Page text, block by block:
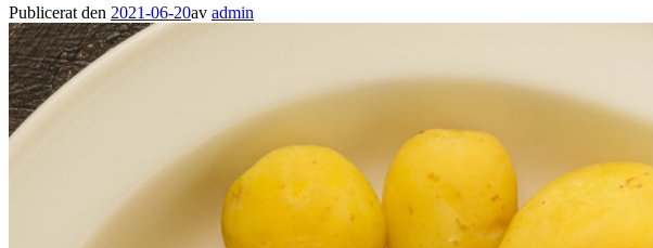
Publicerat den 2021-06-20av admin